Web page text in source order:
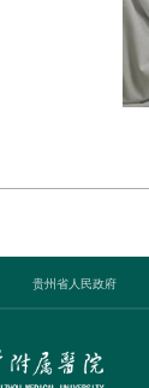
贵州省人民政府